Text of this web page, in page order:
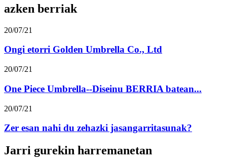
azken berriak
20/07/21
Ongi etorri Golden Umbrella Co., Ltd
20/07/21
One Piece Umbrella--Diseinu BERRIA batean...
20/07/21
Zer esan nahi du zehazki jasangarritasunak?
Jarri gurekin harremanetan